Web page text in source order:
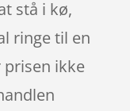
stå i kø,
ringe til en
ikke